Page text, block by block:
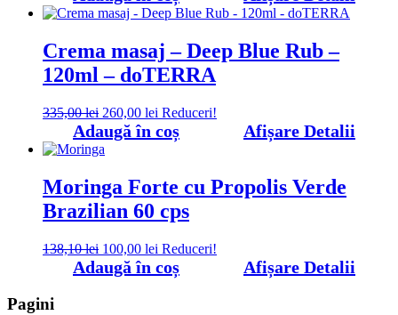
a
fost:
este:
231,00 lei.
Crema masaj – Deep Blue Rub –
120ml – doTERRA
335,00lei Prețul
inițial
a
fost:
260,00 lei Prețul
curent
este:
Reduceri!
Adaugă în coș Afișare Detalii
Moringa Forte cu Propolis Verde
Brazilian 60 cps
138,10lei Prețul
inițial
a
100,00 lei Prețul
curent
este:
Reduceri!
Adaugă în coș Afișare Detalii
Pagini